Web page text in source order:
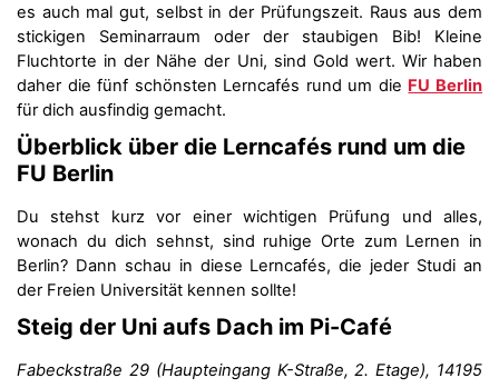
es auch mal gut, selbst in der Prüfungszeit. Raus aus dem
stickigen Seminarraum oder der staubigen Bib! Kleine
Fluchtorte in der Nähe der Uni, sind Gold wert. Wir haben
daher die fünf schönsten Lerncafés rund um die FU Berlin
für dich ausfindig gemacht.
Überblick über die Lerncafés rund um die
FU Berlin
Du stehst kurz vor einer wichtigen Prüfung und alles,
wonach du dich sehnst, sind ruhige Orte zum Lernen in
Berlin? Dann schau in diese Lerncafés, die jeder Studi an
der Freien Universität kennen sollte!
Steig der Uni aufs Dach im Pi-Café
Fabeckstraße 29 (Haupteingang K-Straße, 2. Etage), 14195